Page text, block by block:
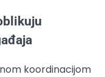
koordinacijom